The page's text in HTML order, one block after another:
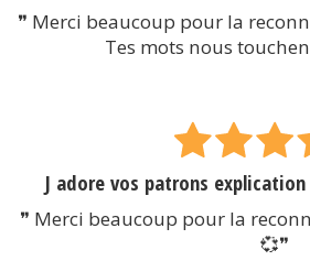
❞ Merci beaucoup pour la
Tes mots nous
J adore vos patrons
❞ Merci beaucoup pour la
💞❞